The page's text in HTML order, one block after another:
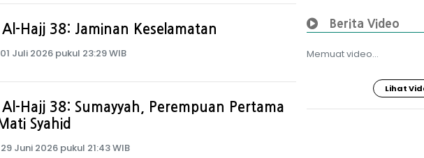
Al-Hajj 38: Jaminan Keselamatan
Juli 2026 pukul 23:29 WIB
Al-Hajj 38: Sumayyah, Perempuan Pertama
Syahid
Juni 2026 pukul 21:43 WIB
Berita Video
Memuat video...
Lihat